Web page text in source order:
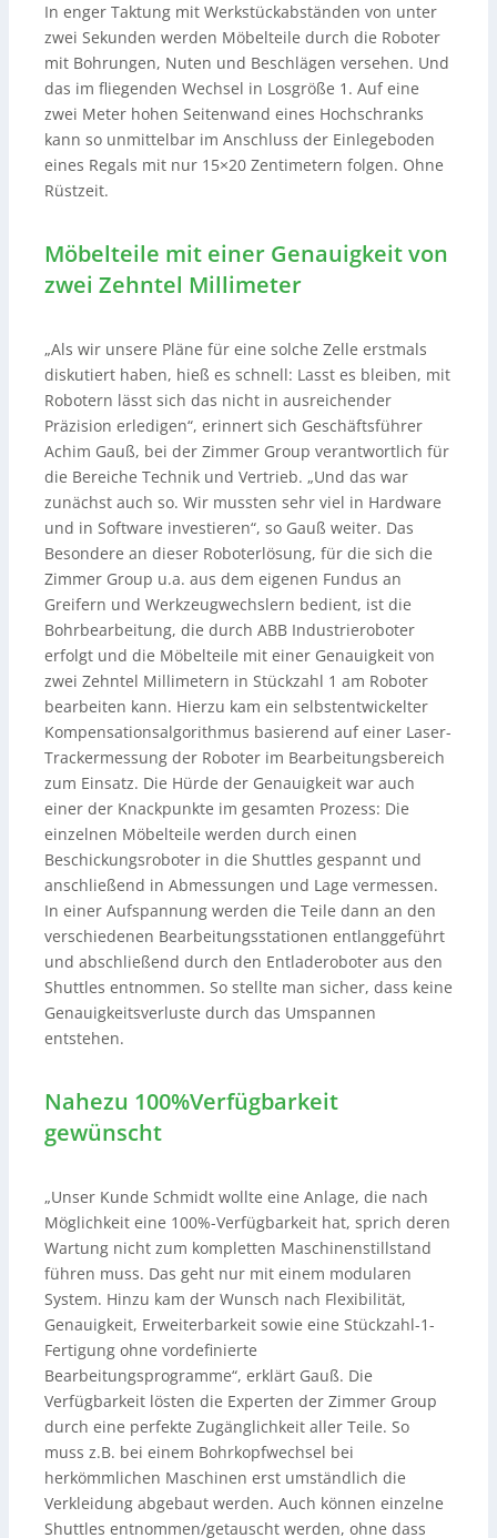
In enger Taktung mit Werkstückabständen von unter
zwei Sekunden werden Möbelteile durch die Roboter
mit Bohrungen, Nuten und Beschlägen versehen. Und
das im fliegenden Wechsel in Losgröße 1. Auf eine
zwei Meter hohen Seitenwand eines Hochschranks
kann so unmittelbar im Anschluss der Einlegeboden
eines Regals mit nur 15×20 Zentimetern folgen. Ohne
Rüstzeit.
Möbelteile mit einer Genauigkeit von
zwei Zehntel Millimeter
„Als wir unsere Pläne für eine solche Zelle erstmals
diskutiert haben, hieß es schnell: Lasst es bleiben, mit
Robotern lässt sich das nicht in ausreichender
Präzision erledigen“, erinnert sich Geschäftsführer
Achim Gauß, bei der Zimmer Group verantwortlich für
die Bereiche Technik und Vertrieb. „Und das war
zunächst auch so. Wir mussten sehr viel in Hardware
und in Software investieren“, so Gauß weiter. Das
Besondere an dieser Roboterlösung, für die sich die
Zimmer Group u.a. aus dem eigenen Fundus an
Greifern und Werkzeugwechslern bedient, ist die
Bohrbearbeitung, die durch ABB Industrieroboter
erfolgt und die Möbelteile mit einer Genauigkeit von
zwei Zehntel Millimetern in Stückzahl 1 am Roboter
bearbeiten kann. Hierzu kam ein selbstentwickelter
Kompensationsalgorithmus basierend auf einer Laser-
Trackermessung der Roboter im Bearbeitungsbereich
zum Einsatz. Die Hürde der Genauigkeit war auch
einer der Knackpunkte im gesamten Prozess: Die
einzelnen Möbelteile werden durch einen
Beschickungsroboter in die Shuttles gespannt und
anschließend in Abmessungen und Lage vermessen.
In einer Aufspannung werden die Teile dann an den
verschiedenen Bearbeitungsstationen entlanggeführt
und abschließend durch den Entladeroboter aus den
Shuttles entnommen. So stellte man sicher, dass keine
Genauigkeitsverluste durch das Umspannen
entstehen.
Nahezu 100%Verfügbarkeit
gewünscht
„Unser Kunde Schmidt wollte eine Anlage, die nach
Möglichkeit eine 100%-Verfügbarkeit hat, sprich deren
Wartung nicht zum kompletten Maschinenstillstand
führen muss. Das geht nur mit einem modularen
System. Hinzu kam der Wunsch nach Flexibilität,
Genauigkeit, Erweiterbarkeit sowie eine Stückzahl-1-
Fertigung ohne vordefinierte
Bearbeitungsprogramme“, erklärt Gauß. Die
Verfügbarkeit lösten die Experten der Zimmer Group
durch eine perfekte Zugänglichkeit aller Teile. So
muss z.B. bei einem Bohrkopfwechsel bei
herkömmlichen Maschinen erst umständlich die
Verkleidung abgebaut werden. Auch können einzelne
Shuttles entnommen/getauscht werden, ohne dass